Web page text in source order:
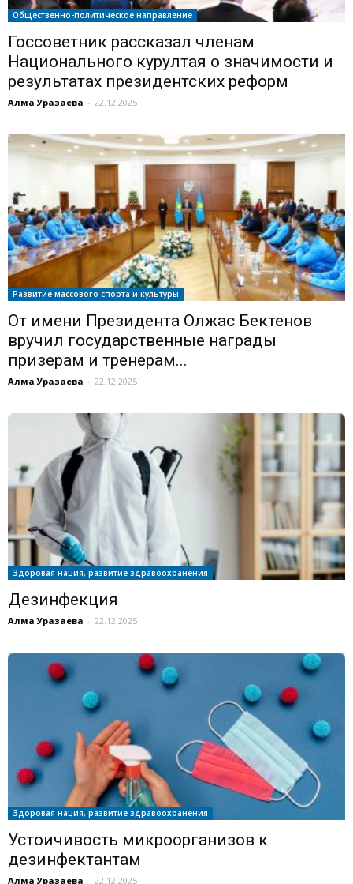
Общественно-политическое направление
Госсоветник рассказал членам
Национального курултая о значимости и
результатах президентских реформ
Алма Уразаева - 22.12.2025
Развитие массового спорта и культуры
От имени Президента Олжас Бектенов
вручил государственные награды
призерам и тренерам...
Алма Уразаева - 22.12.2025
Здоровая нация, развитие здравоохранения
Дезинфекция
Алма Уразаева - 22.12.2025
Здоровая нация, развитие здравоохранения
Устоичивость микроорганизов к
дезинфектантам
Алма Уразаева - 22.12.2025